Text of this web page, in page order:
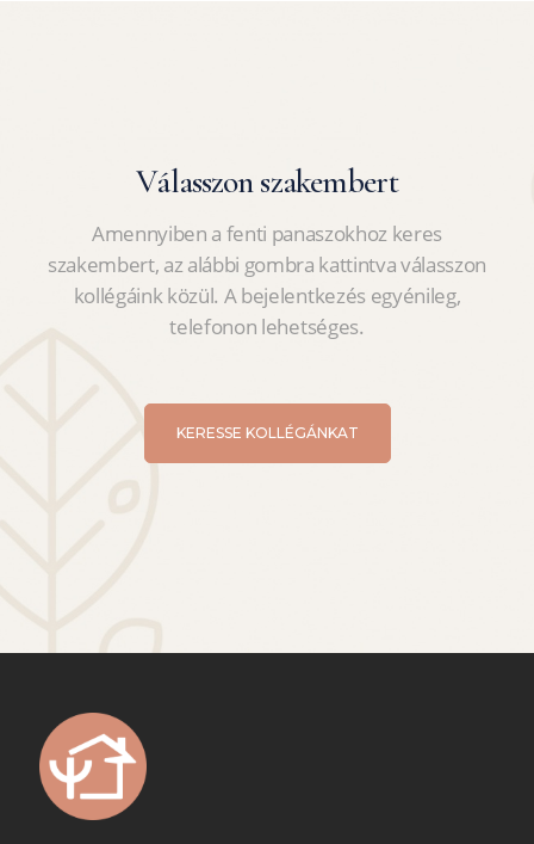
Válasszon szakembert
Amennyiben a fenti panaszokhoz keres
szakembert, az alábbi gombra kattintva válasszon
kollégáink közül. A bejelentkezés egyénileg,
telefonon lehetséges.
KERESSE KOLLÉGÁNKAT